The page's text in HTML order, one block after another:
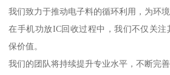
我们致力于推动电子料的循环利用，为环境
在手机功放IC回收过程中，我们不仅关
保价值。
我们的团队将持续提升专业水平，不断完善